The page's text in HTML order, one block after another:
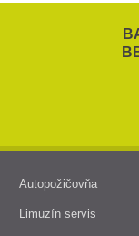
Autopožičovňa
Limuzín servis